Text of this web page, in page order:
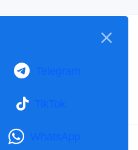
Telegram
TikTok
WhatsApp